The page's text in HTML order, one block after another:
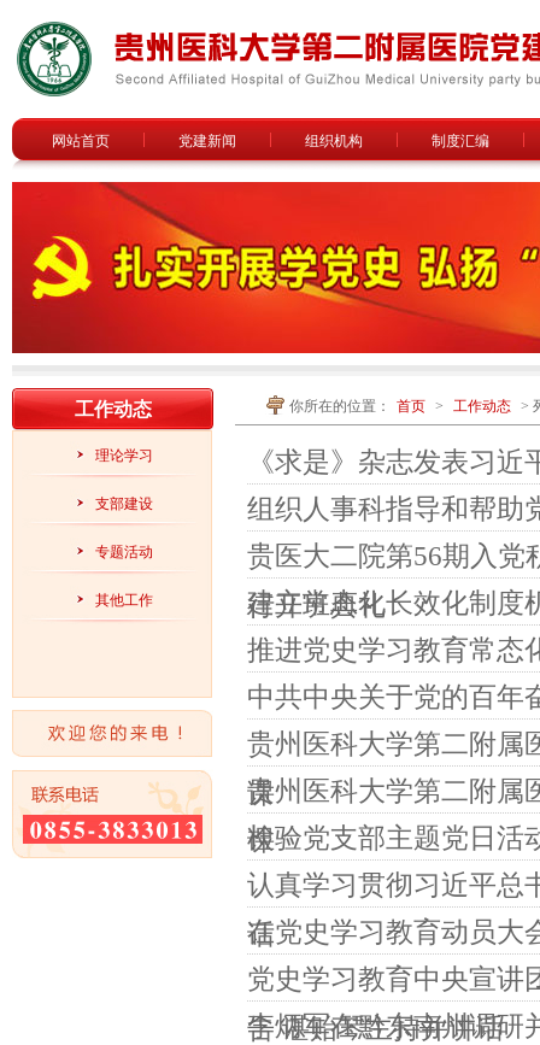
网站首页 党建新闻 组织机构 制度汇编
你所在的位置： 首页 > 工作动态 >
《求是》杂志发表习
组织人事科指导和帮助
贵医大二院第56期入党
行开班典礼
建立常态化长效化制度
推进党史学习教育常态
中共中央关于党的百年
贵州医科大学第二附属
课
贵州医科大学第二附属
课
检验党支部主题党日活
认真学习贯彻习近平总
话
在党史学习教育动员大
党史学习教育中央宣讲
告 谌贻琴主持并讲话
李炳军在黔东南州调研
工作动态
理论学习
支部建设
专题活动
其他工作